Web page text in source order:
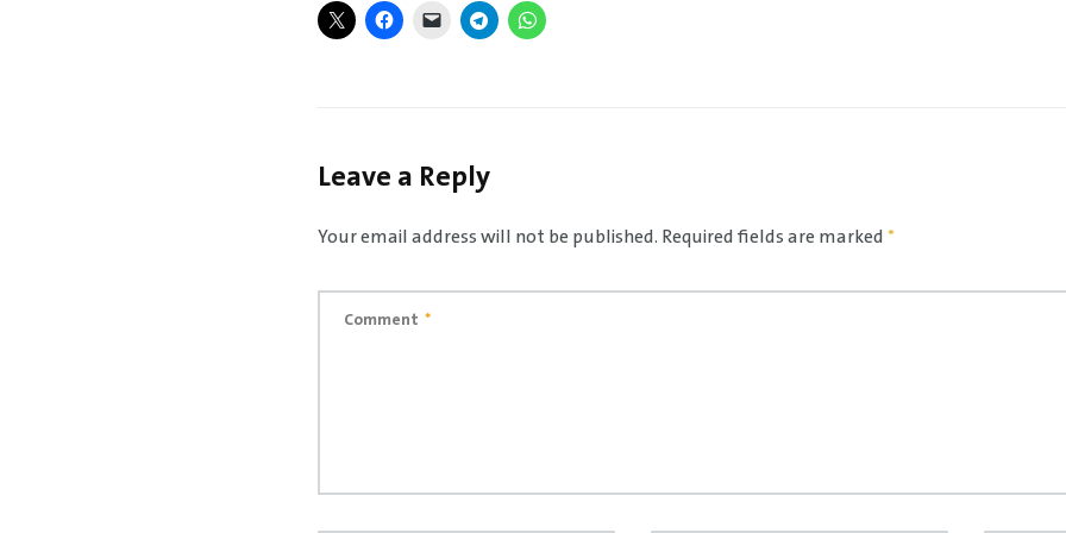
Leave a Reply
Your email address will not be published. Required fields are marked*
Comment *